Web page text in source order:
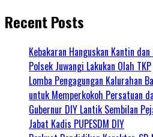
Recent Posts
Kebakaran Hanguskan Kantin
Polsek Juwangi Lakukan Olah TKP
Lomba Pengagungan Kalurahan
untuk Memperkokoh Persatuan
Gubernur DIY Lantik Sembilan
Jabat Kadis PUPESDM DIY